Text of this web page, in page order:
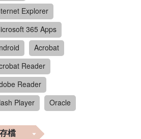
Explorer
365 Apps
Acrobat
Reader
Reader
Player
Oracle
存檔